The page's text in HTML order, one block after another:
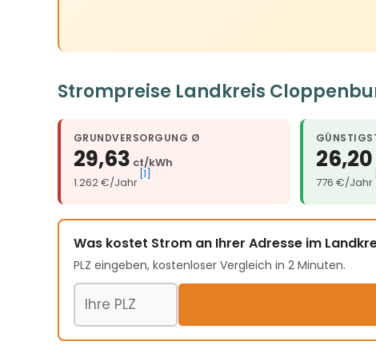
Strompreise Landkreis
GRUNDVERSORGUNG Ø
29,63 ct/kWh
1.262 €/Jahr
[1]
26,20
776 €/Jahr
Was kostet Strom an Ihrer Adresse im
PLZ eingeben, kostenloser Vergleich in 2 Minuten.
Postleitzahl